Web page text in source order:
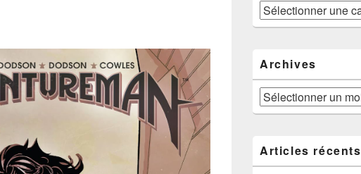
Catégories
Archives
Archives
Articles récents